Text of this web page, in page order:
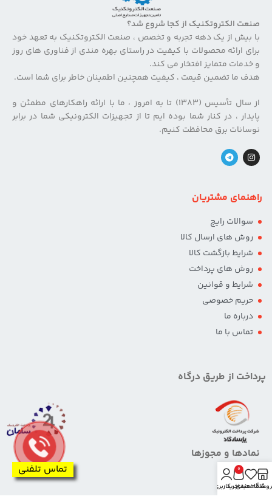
صنعت الکتروتکنیک از کجا شروع شد؟
با بیش از یک دهه تجربه و تخصص ، صنعت الکتروتکنیک به تعهد خود
برای ارائه محصولات با کیفیت در راستای بهره مندی از فناوری های روز
و خدمات متمایز افتخار می کند.
هدف ما تضمین قیمت ، کیفیت همچنین اطمینان خاطر برای شما است.
از سال تأسیس (۱۳۸۳) تا به امروز ، ما با ارائه راهکارهای مطمئن و
پایدار ، در کنار شما بوده ایم تا از تجهیزات الکترونیکی شما در برابر
نوسانات برق محافظت کنیم.
راهنمای مشتریان
سوالات رایج
روش های ارسال کالا
شرایط بازگشت کالا
روش های پرداخت
شرایط و قوانین
حریم خصوصی
درباره ما
تماس با ما
پرداخت از طریق درگاه
نمادها و مجوزها
تماس تلفنی
علاقه مندی
0
سبد خرید
حساب کاربری من